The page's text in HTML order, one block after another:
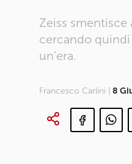
Zeiss
cercando
un’era.
Francesco Carlini | 8